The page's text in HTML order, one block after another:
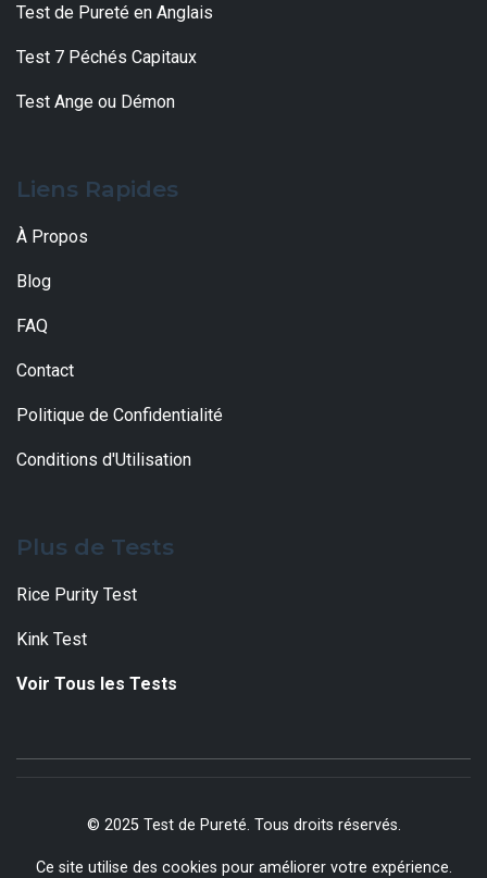
Test de Pureté en Anglais
Test 7 Péchés Capitaux
Test Ange ou Démon
Liens Rapides
À Propos
Blog
FAQ
Contact
Politique de Confidentialité
Conditions d'Utilisation
Plus de Tests
Rice Purity Test
Kink Test
Voir Tous les Tests
© 2025 Test de Pureté. Tous droits réservés.
Ce site utilise des cookies pour améliorer votre expérience.